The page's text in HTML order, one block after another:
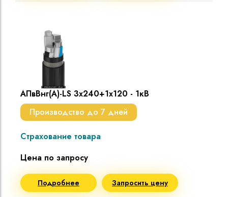
АПвВнг(A)-LS 3х240+1х120 - 1кВ
Производство до 7 дней
Страхование товара
Цена по запросу
Подробнее Запросить цену